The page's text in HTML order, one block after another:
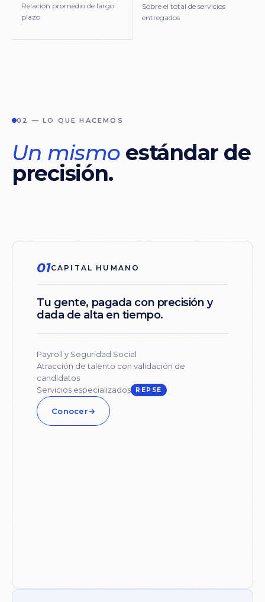
Relación promedio de largo
plazo
Sobre el total de servicios
entregados
02 — LO QUE HACEMOS
Un mismo estándar de
precisión.
01CAPITAL HUMANO
Tu gente, pagada con precisión y
dada de alta en tiempo.
Payroll y Seguridad Social
Atracción de talento con validación de
candidatos
Servicios especializados
REPSE
Conocer→